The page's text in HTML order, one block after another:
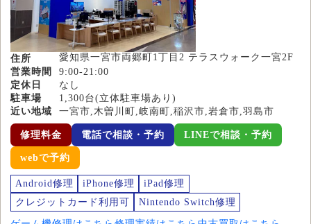
住所
愛知県一宮市両郷町1丁目2 テラスウォーク一宮2F
営業時間
9:00-21:00
定休日
なし
駐車場
1,300台(立体駐車場あり)
近い地域
一宮市,木曽川町,岐南町,稲沢市,岩倉市,羽島市
修理料金 電話で相談・予約 LINEで相談・予約
webで予約
Android修理 iPhone修理
iPad修理
クレジットカード利用可
Nintendo Switch修理